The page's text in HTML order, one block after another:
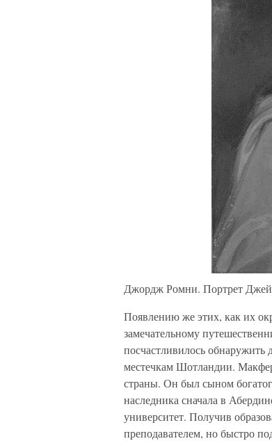
Джордж Ромни. Портрет
Появлению же этих, как их
замечательному
посчастливилось
местечкам Шотландии.
страны. Он был сыном
наследника сначала в
университет. Получив
преподавателем, но быстро